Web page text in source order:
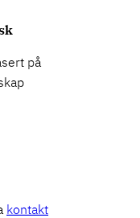
på
kontakt